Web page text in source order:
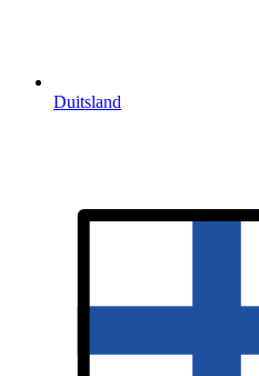
Duitsland